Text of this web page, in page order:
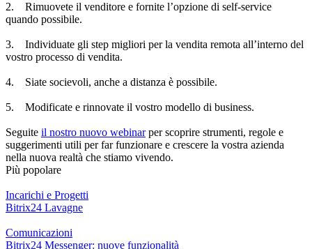
2. Rimuovete il venditore e fornite l’opzione di self-service
quando possibile.
3. Individuate gli step migliori per la vendita remota all’interno del
vostro processo di vendita.
4. Siate socievoli, anche a distanza è possibile.
5. Modificate e rinnovate il vostro modello di business.
Seguite il nostro nuovo webinarper scoprire strumenti, regole e
suggerimenti utili per far funzionare e crescere la vostra azienda
nella nuova realtà che stiamo vivendo.
Più popolare
Incarichi e Progetti
Bitrix24 Lavagne
Comunicazioni
Bitrix24 Messenger: nuove funzionalità